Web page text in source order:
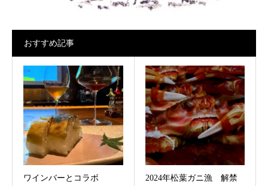
おすすめ記事
ワインバーとコラボ 2024年松葉ガニ漁 解禁